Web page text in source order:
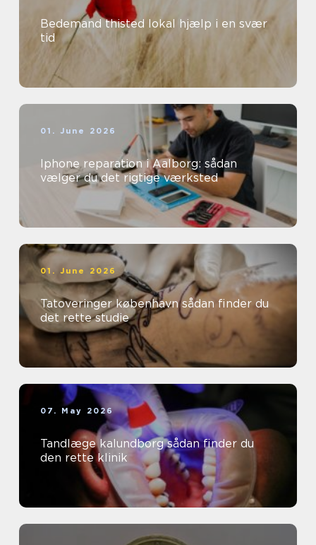
Bedemand thisted lokal hjælp i en svær
tid
01. June 2026
Iphone reparation i Aalborg: sådan
vælger du det rigtige værksted
01. June 2026
Tatoveringer københavn sådan finder du
det rette studie
07. May 2026
Tandlæge kalundborg sådan finder du
den rette klinik